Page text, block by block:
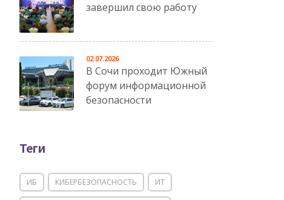
завершил свою работу
В Сочи проходит Южный
форум информационной
безопасности
02.07.2026
Теги
ИБ КИБЕРБЕЗОПАСНОСТЬ ИТ